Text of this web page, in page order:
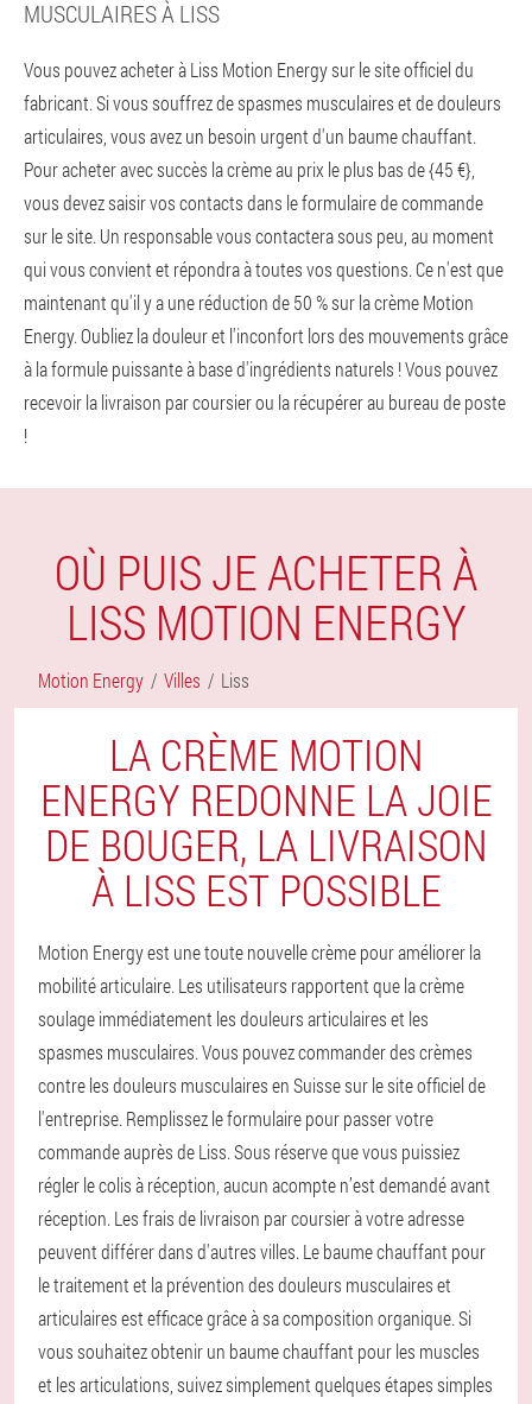
MUSCULAIRES À LISS
Vous pouvez acheter à Liss Motion Energy sur le site officiel du
fabricant. Si vous souffrez de spasmes musculaires et de douleurs
articulaires, vous avez un besoin urgent d'un baume chauffant.
Pour acheter avec succès la crème au prix le plus bas de {45 €},
vous devez saisir vos contacts dans le formulaire de commande
sur le site. Un responsable vous contactera sous peu, au moment
qui vous convient et répondra à toutes vos questions. Ce n'est que
maintenant qu'il y a une réduction de 50 % sur la crème Motion
Energy. Oubliez la douleur et l'inconfort lors des mouvements grâce
à la formule puissante à base d'ingrédients naturels ! Vous pouvez
recevoir la livraison par coursier ou la récupérer au bureau de poste
!
OÙ PUIS JE ACHETER À
LISS MOTION ENERGY
Motion Energy Villes Liss
LA CRÈME MOTION
ENERGY REDONNE LA JOIE
DE BOUGER, LA LIVRAISON
À LISS EST POSSIBLE
Motion Energy est une toute nouvelle crème pour améliorer la
mobilité articulaire. Les utilisateurs rapportent que la crème
soulage immédiatement les douleurs articulaires et les
spasmes musculaires. Vous pouvez commander des crèmes
contre les douleurs musculaires en Suisse sur le site officiel de
l'entreprise. Remplissez le formulaire pour passer votre
commande auprès de Liss. Sous réserve que vous puissiez
régler le colis à réception, aucun acompte n’est demandé avant
réception. Les frais de livraison par coursier à votre adresse
peuvent différer dans d'autres villes. Le baume chauffant pour
le traitement et la prévention des douleurs musculaires et
articulaires est efficace grâce à sa composition organique. Si
vous souhaitez obtenir un baume chauffant pour les muscles
et les articulations, suivez simplement quelques étapes simples